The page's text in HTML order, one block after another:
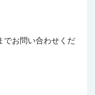
でお問い合わせくだ